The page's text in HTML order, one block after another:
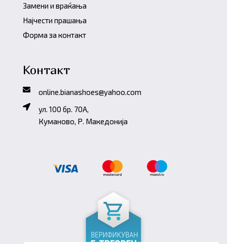
Замени и враќања
Најчести прашања
Форма за контакт
Контакт
online.bianashoes@yahoo.com
ул. 100 бр. 70A,
Куманово, Р. Македонија